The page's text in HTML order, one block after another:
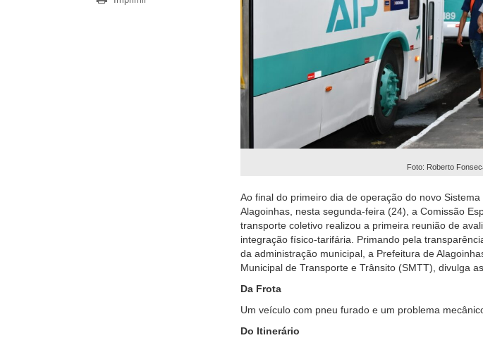
Foto: Roberto
Ao final do primeiro dia de operação do novo
Alagoinhas, nesta segunda-feira (24), a Comissão
transporte coletivo realizou a primeira reunião de
integração físico-tarifária. Primando pela
da administração municipal, a Prefeitura de
Municipal de Transporte e Trânsito (SMTT), divulga
Da Frota
Um veículo com pneu furado e um problema
Do Itinerário